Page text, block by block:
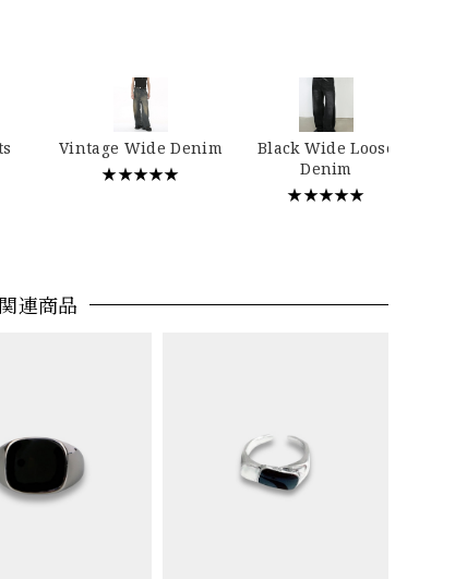
Vintage Wide Denim
★★★★★
Black Wide Loose
Denim
★★★★★
関連商品